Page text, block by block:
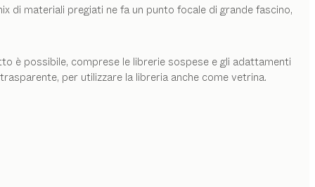
di materiali pregiati ne fa un punto focale di grande fascino,
è possibile, comprese le librerie sospese e gli adattamenti
per utilizzare la libreria anche come vetrina.